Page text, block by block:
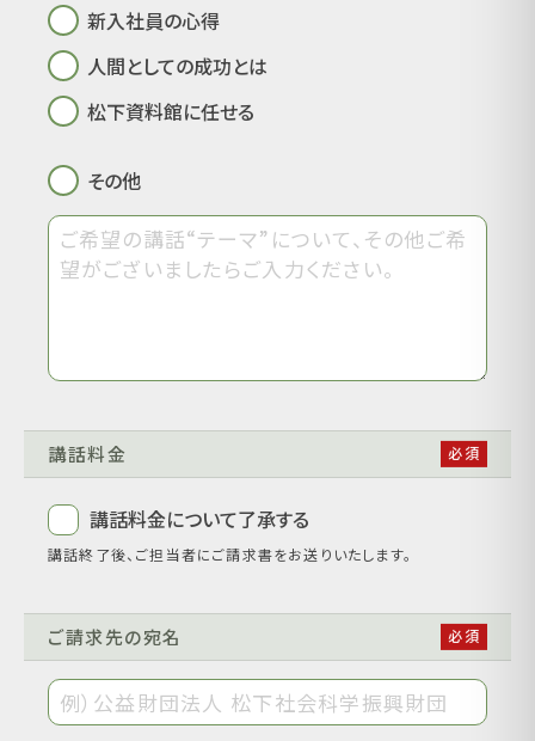
新入社員の心得
人間としての成功とは
松下資料館に任せる
その他
講話料金
講話料金について了承する
講話終了後、ご担当者にご請求書をお送りいたします。
ご請求先の宛名